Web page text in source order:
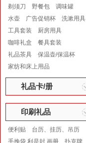
剃须刀
野餐包
调味罐
水壶
广告促销杯
洗漱用具
工具套装
厨房用具
咖啡礼盒
餐具套装
礼品茶具
保温壶/保温杯
家纺和床上用品
礼品卡/册
印刷礼品
便利贴
台历、挂历、吊历
手挽袋 利是封 画册
扑克牌